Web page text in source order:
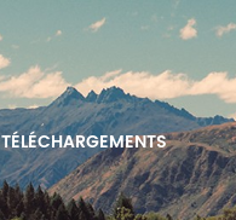
TÉLÉCHARGEMENTS